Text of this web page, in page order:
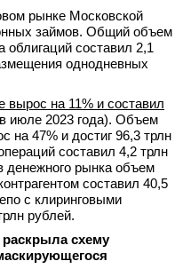
рынке Московской
займов. Общий объем
облигаций составил 2,1
однодневных
вырос на 11% и составил
июле 2023 года). Объем
на 47% и достиг 96,3 трлн
составил 4,2 трлн
денежного рынка объем
составил 40,5
с клиринговыми
рублей.
раскрыла схему